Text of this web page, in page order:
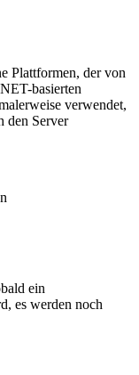
Plattformen, der von
basierten
verwendet,
den Server
ein
es werden noch